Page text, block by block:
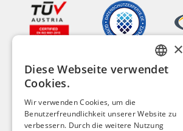
GERMAN
FRENCH
×
Diese Webseite verwendet
Cookies.
Wir verwenden Cookies, um die
Benutzerfreundlichkeit unserer Website zu
verbessern. Durch die weitere Nutzung